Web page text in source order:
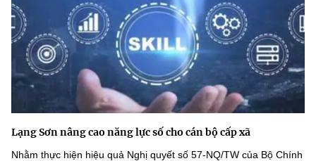
Lạng Sơn nâng cao năng lực số cho cán bộ cấp xã
Nhằm thực hiện hiệu quả Nghị quyết số 57-NQ/TW của Bộ Chính